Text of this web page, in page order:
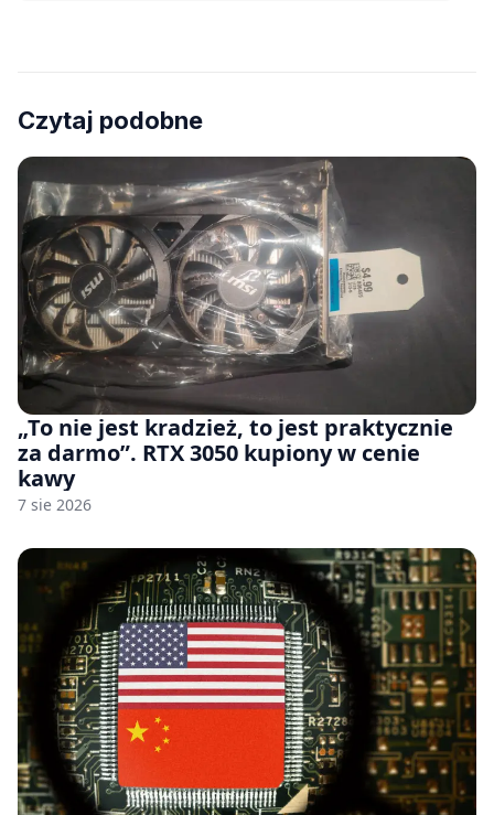
Czytaj podobne
„To nie jest kradzież, to jest praktycznie
za darmo”. RTX 3050 kupiony w cenie
kawy
7 sie 2026